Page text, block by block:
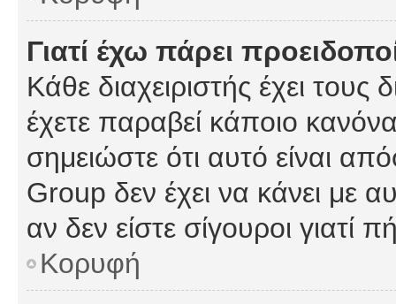
Γιατί έχω πάρει
Κάθε διαχειριστής έχει
έχετε παραβεί κάποιο
σημειώστε ότι αυτό είναι
Group δεν έχει να κάνει με
αν δεν είστε σίγουροι γιατί
Κορυφή